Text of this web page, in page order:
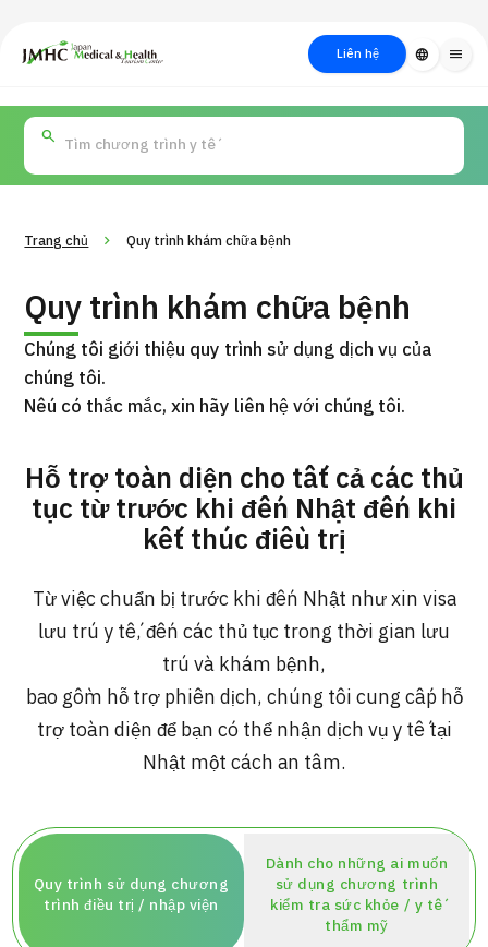
Trung tâm Du lịch Y tế & Sức khỏe Nhật Bản (JMHC)
Liên hệ language menu
Về Japan
Medical
Quy trình khám chữa
bệnh
Tìm theo
bộ phận
Tìm theo xét
nghiệm / phương
kiếm y
Giới thiệu
Bệnh nhân QT
Về Japan Medical
Quy trình khám chữa bệnh
PICK UP PROGRAM
viện Đa khoa Shonan Kamakura）
治療
Trang chủ Quy trình khám chữa bệnh
Quy trình khám chữa bệnh
Chúng tôi giới thiệu quy trình sử dụng dịch vụ của
chúng tôi.
Nếu có thắc mắc, xin hãy liên hệ với chúng tôi.
Hỗ trợ toàn diện cho tất cả các thủ
tục từ trước khi đến Nhật đến khi
kết thúc điều trị
Từ việc chuẩn bị trước khi đến Nhật như xin visa
lưu trú y tế, đến các thủ tục trong thời gian lưu
trú và khám bệnh,
bao gồm hỗ trợ phiên dịch, chúng tôi cung cấp hỗ
trợ toàn diện để bạn có thể nhận dịch vụ y tế tại
Nhật một cách an tâm.
Quy trình sử dụng chương
trình điều trị / nhập viện
Dành cho những ai muốn
sử dụng chương trình
kiểm tra sức khỏe / y tế
thẩm mỹ